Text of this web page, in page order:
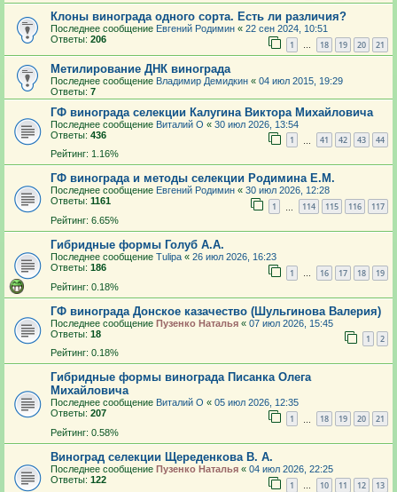
Клоны винограда одного сорта. Есть ли различия?
Последнее сообщение Евгений Родимин « 22 сен 2024, 10:51
Ответы: 206 1 … 18 19 20 21
Метилирование ДНК винограда
Последнее сообщение Владимир Демидкин « 04 июл 2015, 19:29
Ответы: 7
ГФ винограда селекции Калугина Виктора Михайловича
Последнее сообщение Виталий О « 30 июл 2026, 13:54
Ответы: 436 1 41 42 43 44
Рейтинг: 1.16%
ГФ винограда и методы селекции Родимина Е.М.
Последнее сообщение Евгений Родимин « 30 июл 2026, 12:28
Ответы: 1161 1 114 115 116 117
Рейтинг: 6.65%
Гибридные формы Голуб А.А.
Последнее сообщение Tulipa « 26 июл 2026, 16:23
Ответы: 186 1 … 16 17 18 19
Рейтинг: 0.18%
ГФ винограда Донское казачество (Шульгинова Валерия)
Последнее сообщение Пузенко Наталья « 07 июл 2026, 15:45
Ответы: 18 1 2
Рейтинг: 0.18%
Гибридные формы винограда Писанка Олега
Михайловича
Последнее сообщение Виталий О « 05 июл 2026, 12:35
Ответы: 207 1 18 19 20 21
Рейтинг: 0.58%
Виноград селекции Щереденкова В. А.
Последнее сообщение Пузенко Наталья « 04 июл 2026, 22:25
Ответы: 122 1 … 10 11 12 13